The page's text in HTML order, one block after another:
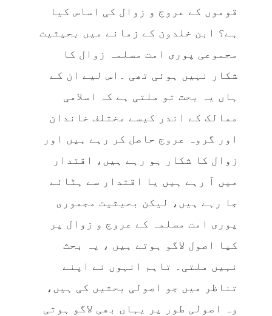
قوموں کے عروج و زوال کی اساس کیا
ہے؟ ابن خلدون کے زمانے میں بحیثیت
مجموعی پوری امت مسلمہ زوال کا
شکار نہیں ہوئی تھی ۔اس لیے ان کے
ہاں یہ بحث تو ملتی ہے کہ اسلامی
ممالک کے اندر کیسے مختلف خاندان
اور گروہ عروج حاصل کر رہے ہیں اور
زوال کا شکار ہو رہے ہیں، اقتدار
میں آ رہے ہیں یا اقتدار سے ہٹائے
جا رہے ہیں، لیکن بحیثیت مجموری
پوری امت مسلمہ کے عروج و زوال پر
کیا اصول لاگو ہوتے ہیں ، یہ بحث
نہیں ملتی۔ تاہم انہوں نے اپنے
تناظر میں جو اصولی بحثیں کی ہیں،
وہ اصولی طور پر یہاں بھی لاگو ہوتی